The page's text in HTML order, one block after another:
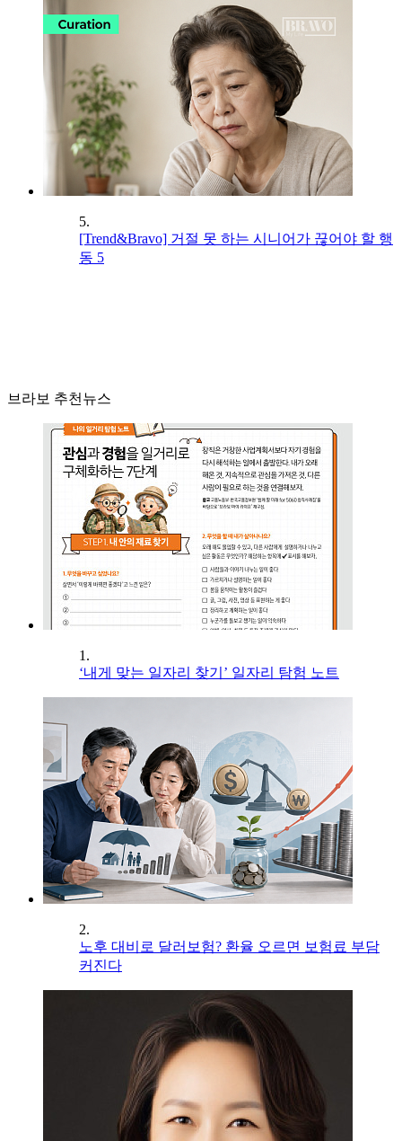
5.
[Trend&Bravo] 거절 못 하는 시니어가 끊어야 할 행
동 5
브라보 추천뉴스
1.
‘내게 맞는 일자리 찾기’ 일자리 탐험 노트
2.
노후 대비로 달러보험? 환율 오르면 보험료 부담
커진다